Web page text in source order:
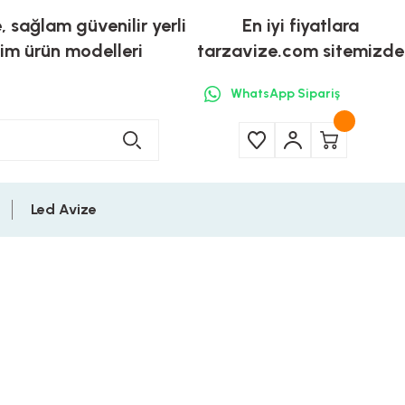
sağlam güvenilir yerli
ürün modelleri
En iyi fiyatlara
tarzavize.com sitemizde
WhatsApp Sipariş
Led Avize